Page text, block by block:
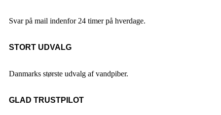
Svar på mail indenfor 24 timer på hverdage.
STORT UDVALG
Danmarks største udvalg af vandpiber.
GLAD TRUSTPILOT